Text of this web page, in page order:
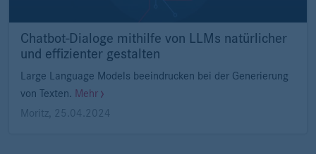
Chatbot-Dialoge mithilfe von LLMs natürlicher
und effizienter gestalten
Large Language Models beeindrucken bei der Generierung
von Texten. Mehr
Moritz
25.04.2024